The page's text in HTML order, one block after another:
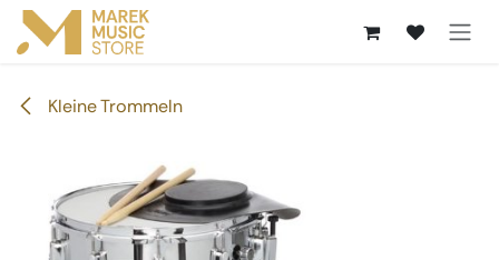
Zum Inhalt springen
Kleine Trommeln